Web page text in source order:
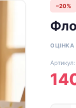
−20%
ОЦІНКА
Артикул: